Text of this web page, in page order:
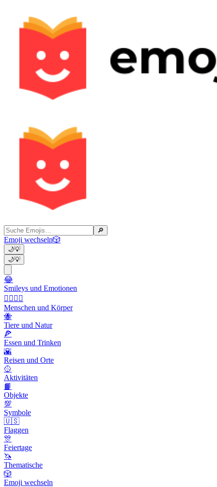
🔎
Emoji wechseln🎲
🌙💡
🌙💡
😂
Smileys und Emotionen
👩‍❤️‍💋‍👨
Menschen und Körper
🐝
Tiere und Natur
🍕
Essen und Trinken
🌇
Reisen und Orte
🥎
Aktivitäten
📙
Objekte
💯
Symbole
🇺🇸
Flaggen
🎊
Feiertage
🦄
Thematische
🎲
Emoji wechseln